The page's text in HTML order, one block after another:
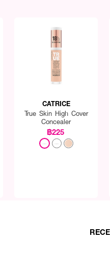
CATRICE
True Skin High Cover
Concealer
฿225